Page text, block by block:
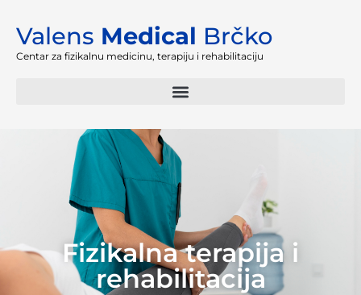
Valens Medical Brčko
Centar za fizikalnu medicinu, terapiju i rehabilitaciju
Fizikalna terapija i
rehabilitacija